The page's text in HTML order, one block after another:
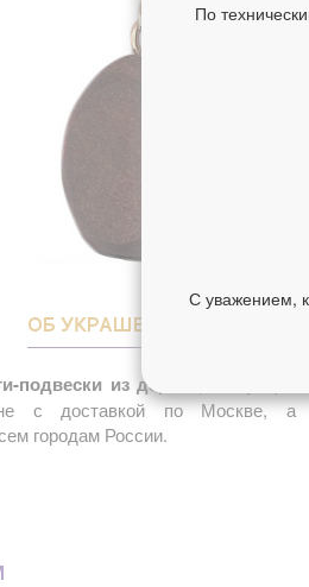
ОБ УКРАШЕНИИ
подвески из дерева, бижутерия
с доставкой по Москве, а
городам России.
По
С уважением,